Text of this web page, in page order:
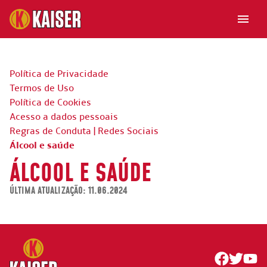
Política de Privacidade
Termos de Uso
Política de Cookies
Acesso a dados pessoais
Regras de Conduta | Redes Sociais
Álcool e saúde
ÁLCOOL E SAÚDE
ÚLTIMA ATUALIZAÇÃO: 11.06.2024